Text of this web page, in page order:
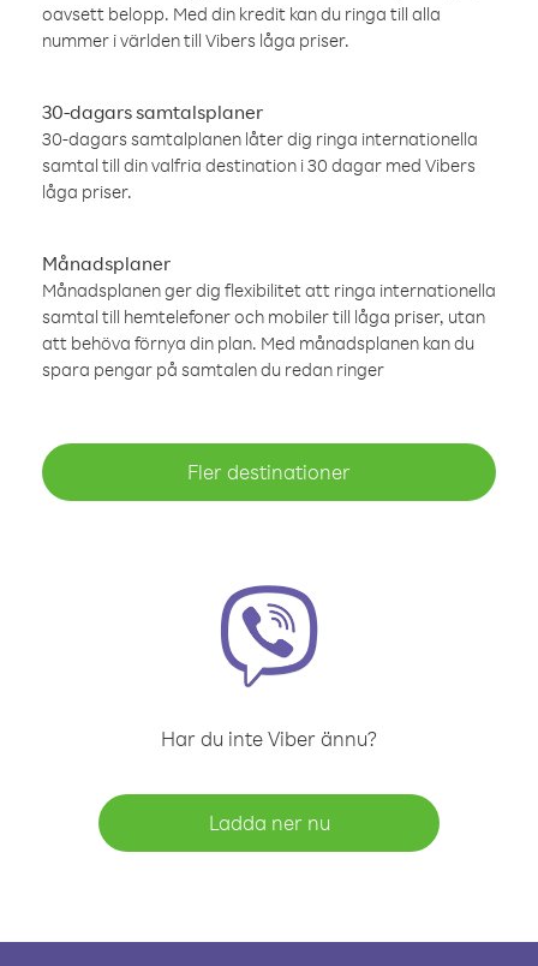
oavsett belopp. Med din kredit kan du ringa till alla
nummer i världen till Vibers låga priser.
30-dagars samtalsplaner
30-dagars samtalplanen låter dig ringa internationella
samtal till din valfria destination i 30 dagar med Vibers
låga priser.
Månadsplaner
Månadsplanen ger dig flexibilitet att ringa internationella
samtal till hemtelefoner och mobiler till låga priser, utan
att behöva förnya din plan. Med månadsplanen kan du
spara pengar på samtalen du redan ringer
Fler destinationer
Har du inte Viber ännu?
Ladda ner nu